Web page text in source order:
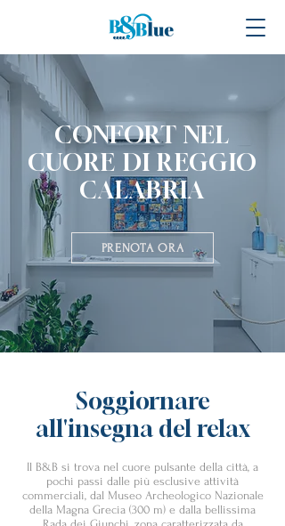
CONFORT NEL
CUORE DI REGGIO
CALABRIA
PRENOTA ORA
Soggiornare
all'insegna del relax
Il B&B si trova nel cuore pulsante della città, a
pochi passi dalle più esclusive attività
commerciali, dal Museo Archeologico Nazionale
della Magna Grecia (300 m) e dalla bellissima